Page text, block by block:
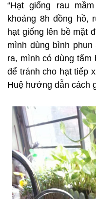
“Hạt giống rau
khoảng 8h đồng hồ,
hạt giống lên bề mặt
mình dùng bình
ra, mình có dùng tấm
để tránh cho hạt tiếp
Huệ hướng dẫn cách